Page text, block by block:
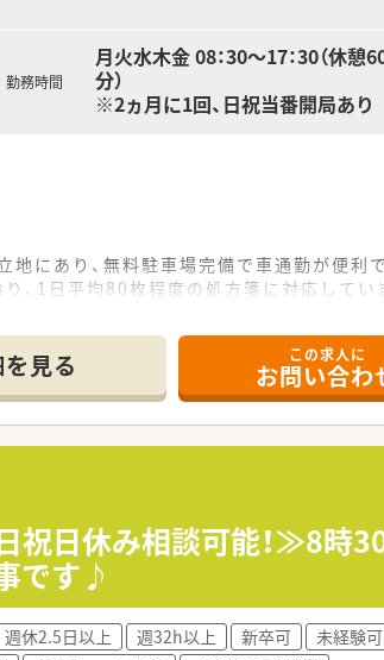
勤務時間
月火水木金 08：30～17：30（休憩
分）
※2ヵ月に1回、日祝当番開局あり
にあり、無料駐車場完備で車通勤が便利で
1日平均80枚程度の処方箋に対応してい
、無借金経営を続ける安定した経営基盤が
関係を重視した堅実な薬局運営を長年続け
取得実績もあるなど働きやすい環境が整
ある調剤室や休憩室が完備され快適に過ご
で、人間関係が良好な働きやすい職場環境
でなく働くスタッフにとっても快適な空
円程度と、地域内でも高水準の給与体系
見る この求人に
お問い合わ
祝日休み相談可能！≫8時
です♪
週休2.5日以上 週32h以上 新卒可 未経験可